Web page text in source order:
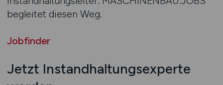
begleitet diesen Weg.
Jobfinder
Jetzt Instandhaltungsexperte